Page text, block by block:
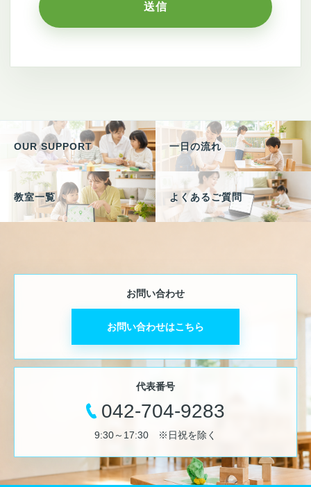
OUR SUPPORT 一日の流れ
教室一覧 よくあるご質問
お問い合わせ
お問い合わせはこちら
代表番号
042-704-9283
9:30～17:30 ※日祝を除く